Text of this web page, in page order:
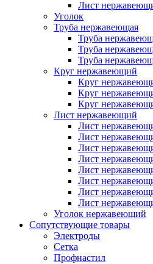
Лист
Уголок
Труба нержавеющая
Труба
Труба
Труба
Круг нержавеющий
Круг
Круг
Круг
Лист нержавеющий
Лист
Лист
Лист
Лист
Лист
Лист
Лист
Лист
Уголок нержавеющий
Cопутствующие товары
Электроды
Сетка
Профнастил